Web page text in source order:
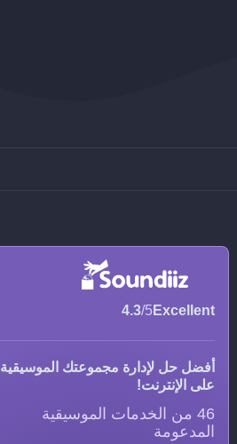
Excellent
4.3/5
أفضل حل لإدارة مجموعتك الموسيقية
على الإنترنت!
46 من الخدمات الموسيقية
المدعومة